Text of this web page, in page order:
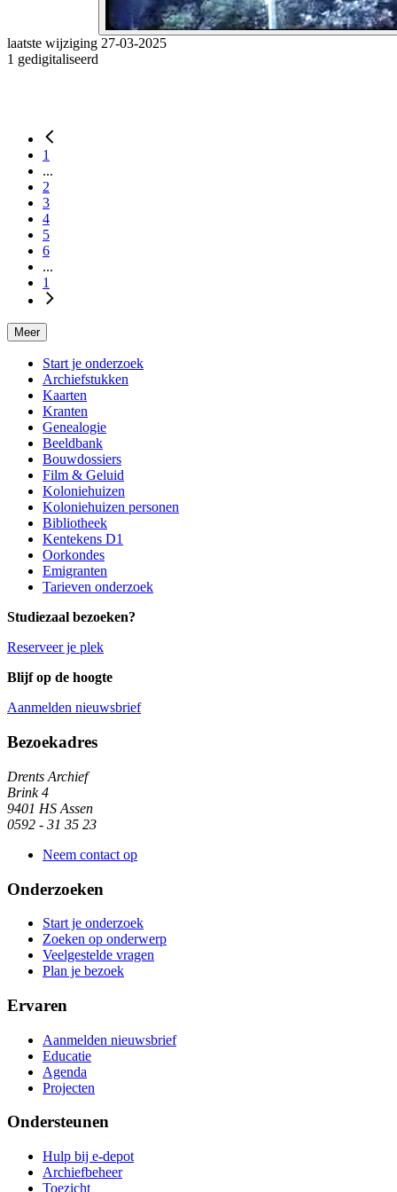
dorpsfeest
Geografische namen:
laatste wijziging 27-03-2025
1 gedigitaliseerd
1
...
2
3
4
5
6
...
1
Meer
Start je onderzoek
Archiefstukken
Kaarten
Kranten
Genealogie
Beeldbank
Bouwdossiers
Film & Geluid
Koloniehuizen
Koloniehuizen personen
Bibliotheek
Kentekens D1
Oorkondes
Emigranten
Tarieven onderzoek
Studiezaal bezoeken?
Reserveer je plek
Blijf op de hoogte
Aanmelden nieuwsbrief
Algemene informatie
Bezoekadres
Drents Archief
Brink 4
9401 HS Assen
0592 - 31 35 23
Neem contact op
Onderzoeken
Start je onderzoek
Zoeken op onderwerp
Veelgestelde vragen
Plan je bezoek
Ervaren
Aanmelden nieuwsbrief
Educatie
Agenda
Projecten
Ondersteunen
Hulp bij e-depot
Archiefbeheer
Toezicht